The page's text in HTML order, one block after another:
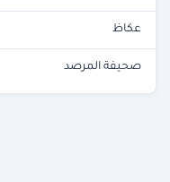
عكاظ
صحيفة المرصد